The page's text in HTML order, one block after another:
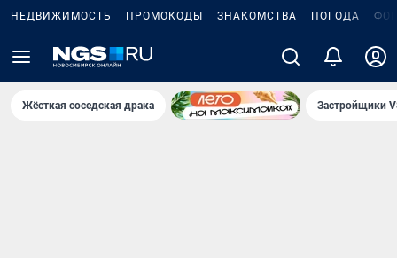
НЕДВИЖИМОСТЬ ПРОМОКОДЫ ЗНАКОМСТВА ПОГОДА
Жёсткая соседская драка Застройщики